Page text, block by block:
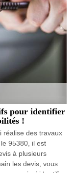
pour identifier
!
réalise des travaux
95380, il est
à plusieurs
les devis, vous